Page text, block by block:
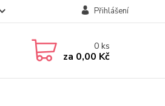
Přihlášení
0ks
za 0,00 Kč